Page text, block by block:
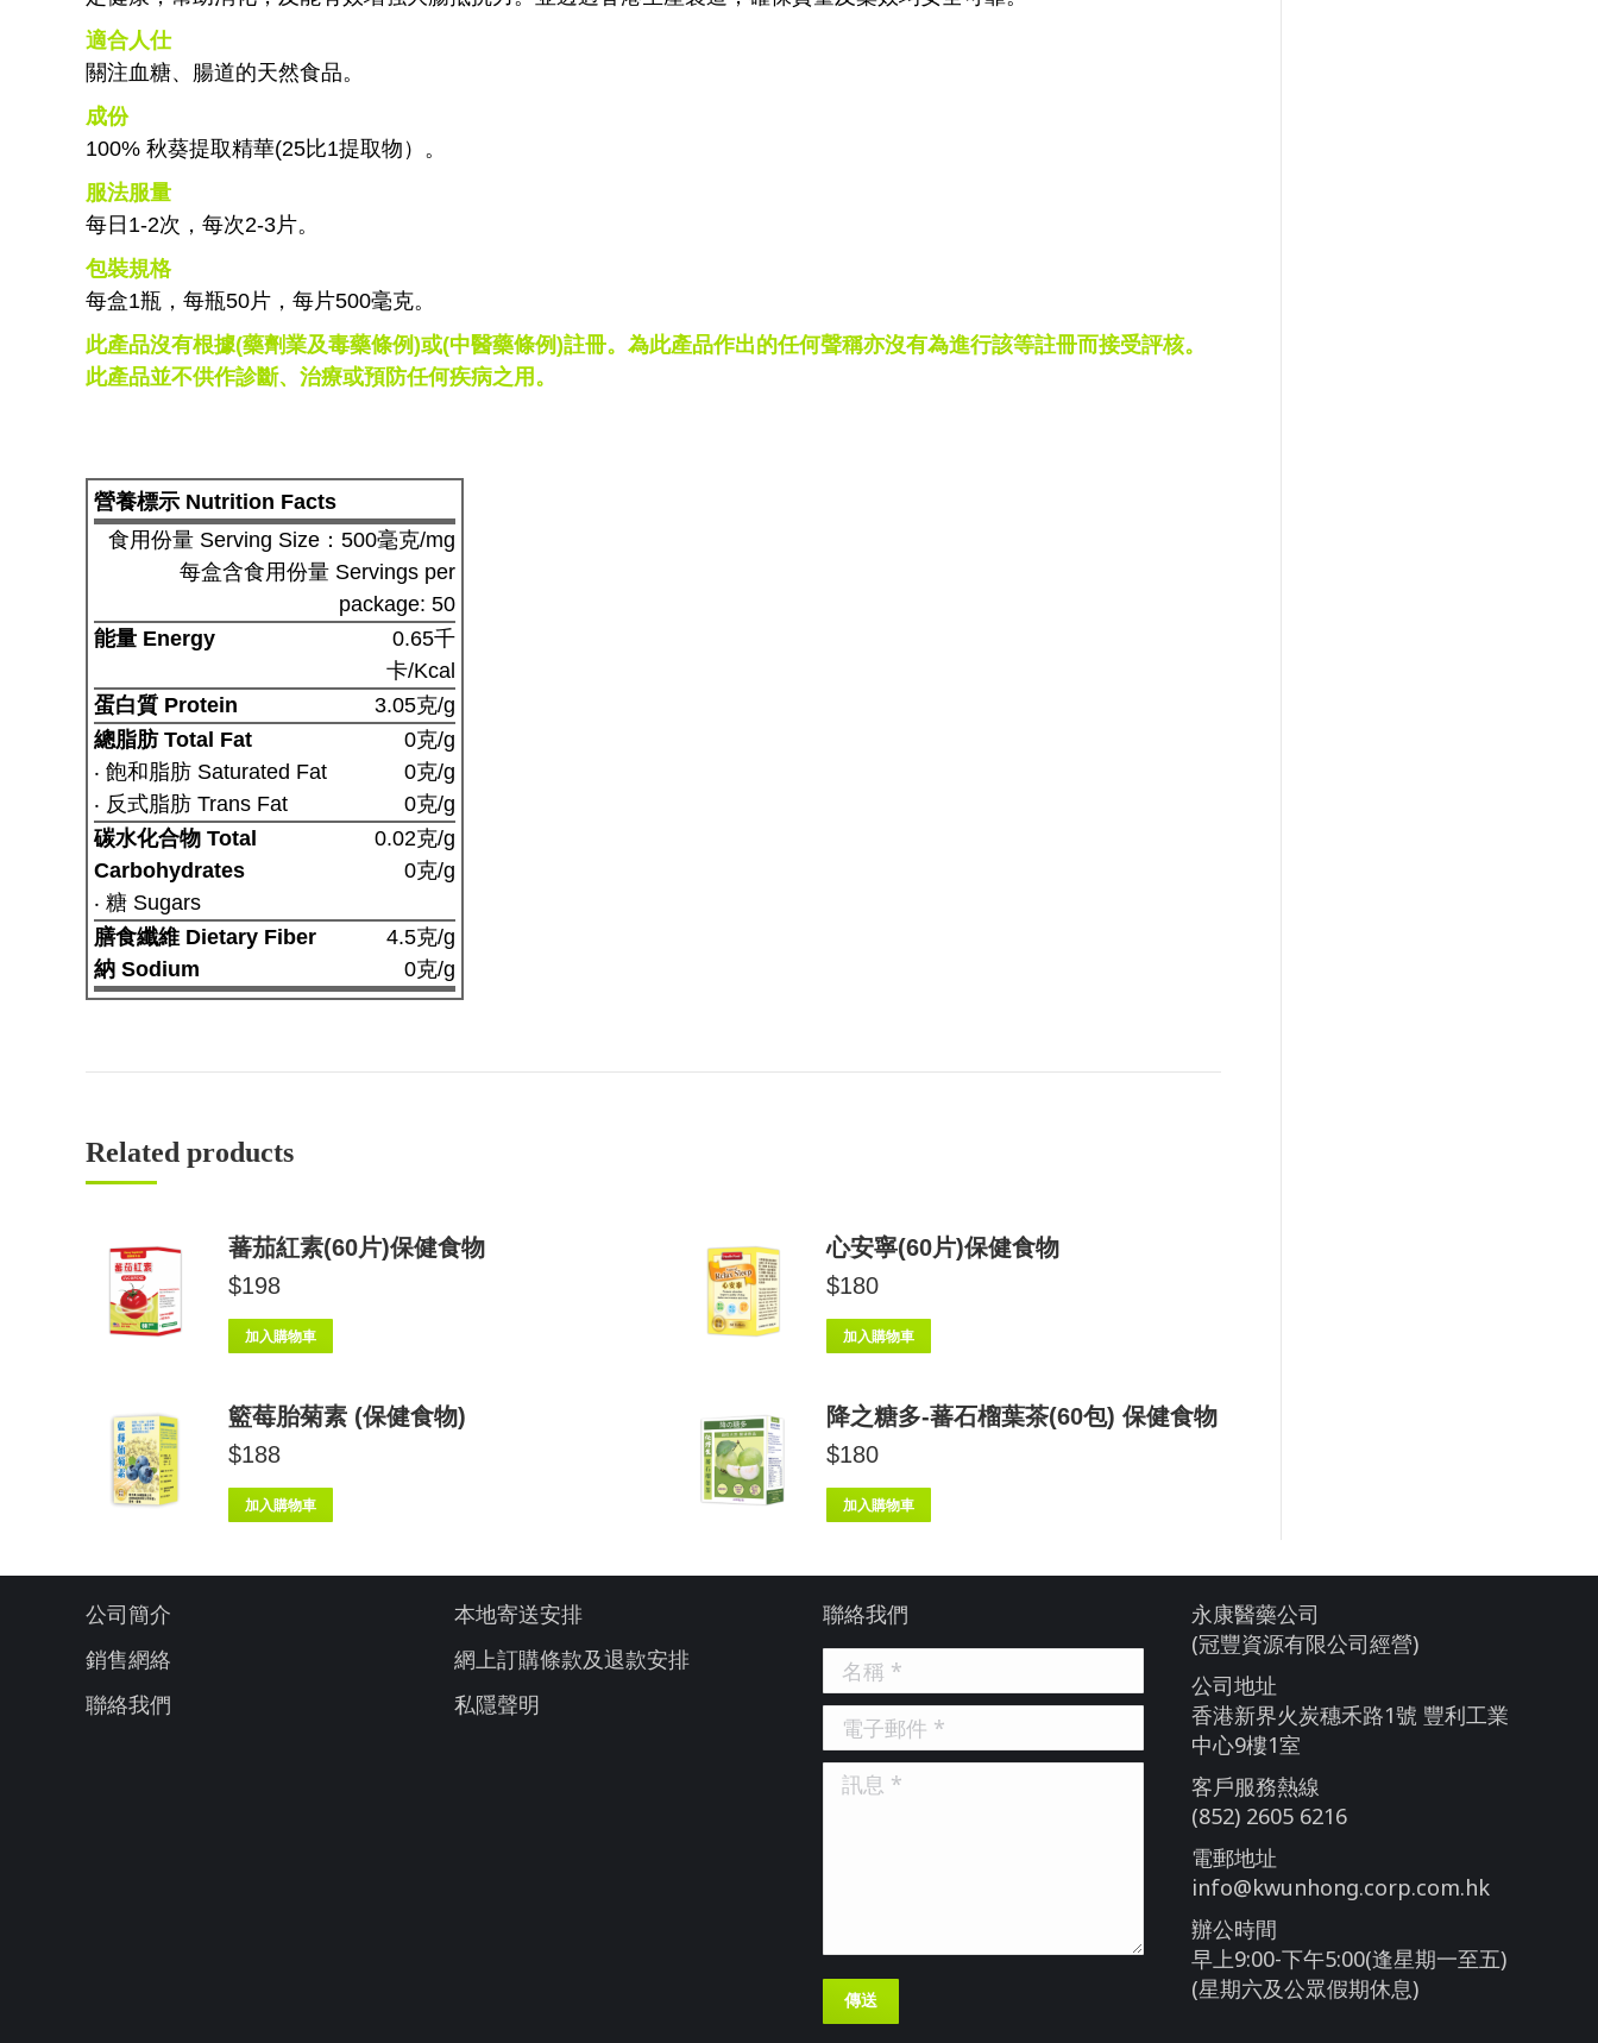
適合人仕
關注血糖、腸道的天然食品。
成份
100% 秋葵提取精華(25比1提取物）。
服法服量
每日1-2次，每次2-3片。
包裝規格
每盒1瓶，每瓶50片，每片500毫克。
此產品沒有根據(藥劑業及毒藥條例)或(中醫藥條例)註冊。為此產品作出的任何聲稱亦沒有為進行該等註冊而接受評核。
此產品並不供作診斷、治療或預防任何疾病之用。
營養標示 Nutrition Facts
食用份量 Serving Size：500毫克/mg
每盒含食用份量 Servings per
package: 50
能量 Energy
0.65千
卡/Kcal
蛋白質 Protein
3.05克/g
總脂肪 Total Fat
‧ 飽和脂肪 Saturated Fat
‧ 反式脂肪 Trans Fat
0克/g
0克/g
0克/g
碳水化合物 Total
Carbohydrates
‧ 糖 Sugars
0.02克/g
0克/g
膳食纖維 Dietary Fiber
納 Sodium
4.5克/g
0克/g
Related products
蕃茄紅素(60片)保健食物
$198
加入購物車
心安寧(60片)保健食物
$180
加入購物車
籃莓胎菊素 (保健食物)
$188
加入購物車
降之糖多-蕃石榴葉茶(60包) 保健食物
$180
加入購物車
公司簡介
銷售網絡
聯絡我們
本地寄送安排
網上訂購條款及退款安排
私隱聲明
聯絡我們
名稱 *
電子郵件 *
訊息 *
傳送
永康醫藥公司
(冠豐資源有限公司經營)
公司地址
香港新界火炭穗禾路1號 豐利工業
中心9樓1室
客戶服務熱線
(852) 2605 6216
電郵地址
info@kwunhong.corp.com.hk
辦公時間
早上9:00-下午5:00(逢星期一至五)
(星期六及公眾假期休息)